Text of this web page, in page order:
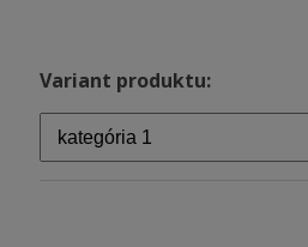
Variant produktu: